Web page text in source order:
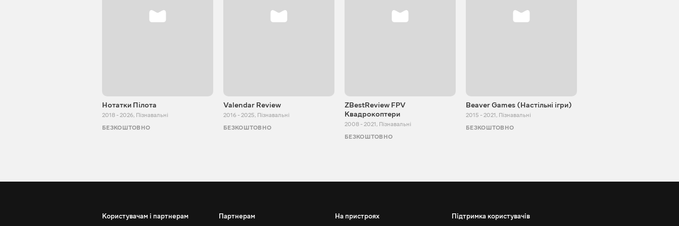
Нотатки Пілота
2018 - 2026, Пізнавальні
БЕЗКОШТОВНО
Valendar Review
2016 - 2025, Пізнавальні
БЕЗКОШТОВНО
ZBestReview FPV
Квадрокоптери
2008 - 2021, Пізнавальні
БЕЗКОШТОВНО
Beaver Games (Настільні ігри)
2015 - 2021, Пізнавальні
БЕЗКОШТОВНО
Користувачам і партнерам Партнерам На пристроях Підтримка користувачів